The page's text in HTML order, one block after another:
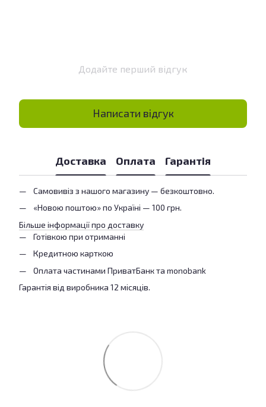
Додайте перший відгук
Написати відгук
Доставка Оплата Гарантія
Самовивіз з нашого магазину — безкоштовно.
«Новою поштою» по Україні — 100 грн.
Більше інформації про доставку
Готівкою при отриманні
Кредитною карткою
Оплата частинами ПриватБанк та monobank
Гарантія від виробника 12 місяців.